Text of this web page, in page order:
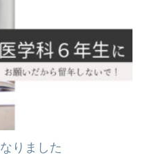
りました